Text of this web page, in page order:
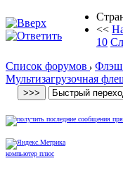
<<
10
Список форумов
Флэш
Мультизагрузочная
компьютер плюс